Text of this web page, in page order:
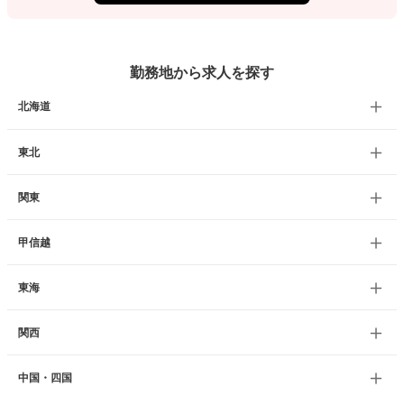
勤務地から求人を探す
北海道
東北
関東
甲信越
東海
関西
中国・四国